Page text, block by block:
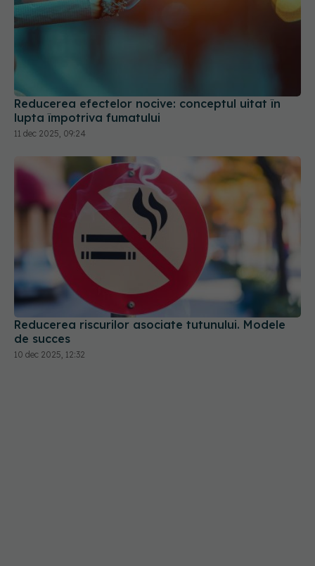
Reducerea efectelor nocive: conceptul uitat în
11 dec 2025, 09:24
Reducerea riscurilor asociate tutunului. Modele
de succes
10 dec 2025, 12:32